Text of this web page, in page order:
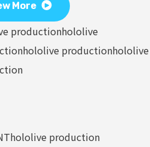
More
productionhololive
hololive productionhololive
hololive production